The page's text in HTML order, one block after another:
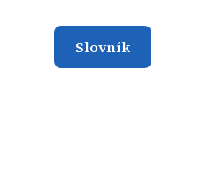
Slovník